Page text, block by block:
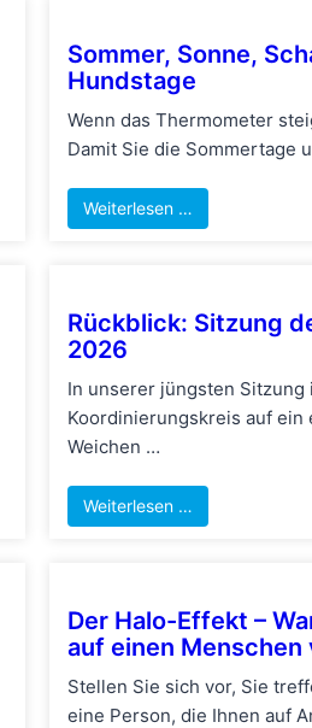
Sommer, Sonne,
Hundstage
Wenn das Thermometer
Damit Sie die Sommertage
Weiterlesen …
Rückblick: Sitzung
2026
In unserer jüngsten
Koordinierungskreis auf
Weichen …
Weiterlesen …
Der Halo-Effekt –
auf einen
Stellen Sie sich vor, Sie
eine Person, die Ihnen auf